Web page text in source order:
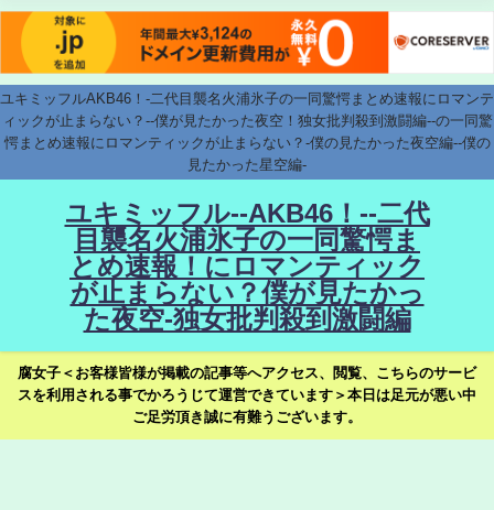
ユキミッフルAKB46！-二代目襲名火浦氷子の一同驚愕まとめ速報にロマンテ
ィックが止まらない？--僕が見たかった夜空！独女批判殺到激闘編--の一同驚
愕まとめ速報にロマンティックが止まらない？-僕の見たかった夜空編--僕の
見たかった星空編-
ユキミッフル--AKB46！--二代
目襲名火浦氷子の一同驚愕ま
とめ速報！にロマンティック
が止まらない？僕が見たかっ
た夜空-独女批判殺到激闘編
腐女子＜お客様皆様が掲載の記事等へアクセス、閲覧、こちらのサービ
スを利用される事でかろうじて運営できています＞本日は足元が悪い中
ご足労頂き誠に有難うございます。